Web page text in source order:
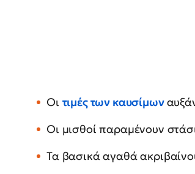
Οι τιμές των καυσίμων
Οι μισθοί παραμένουν
Τα βασικά αγαθά